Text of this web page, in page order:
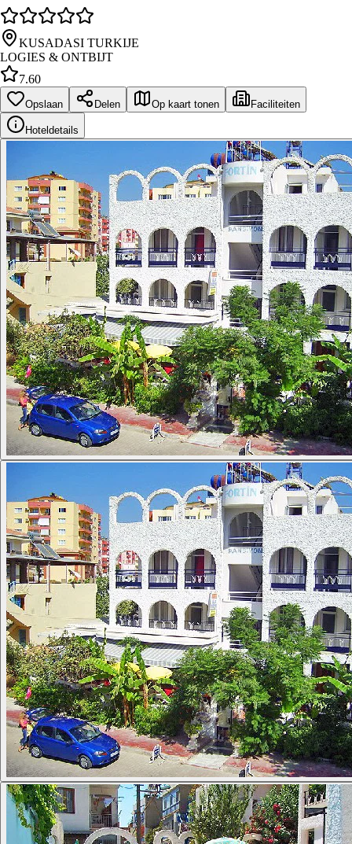
KUSADASI TURKIJE
LOGIES & ONTBIJT
7.60
Opslaan Delen Op kaart tonen Faciliteiten
Hoteldetails